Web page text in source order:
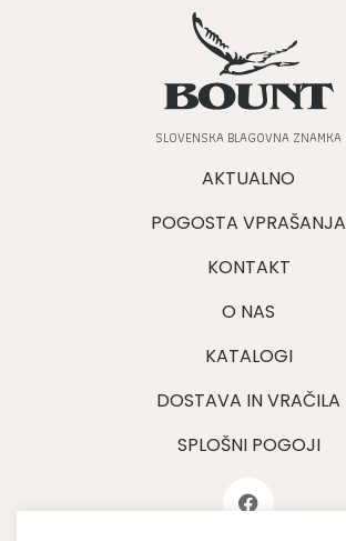
SLOVENSKA BLAGOVNA ZNAMKA
AKTUALNO
POGOSTA VPRAŠANJA
KONTAKT
O NAS
KATALOGI
DOSTAVA IN VRAČILA
SPLOŠNI POGOJI